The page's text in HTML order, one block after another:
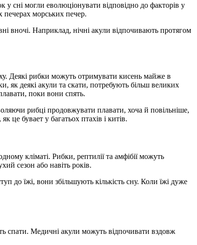
сні могли еволюціонувати відповідно до факторів у
печерах морських печер.
вночі. Наприклад, нічні акули відпочивають протягом
Деякі рибки можуть отримувати кисень майже в
як деякі акули та скати, потребують більш великих
поки вони спять.
рибці продовжувати плавати, хоча й повільніше,
це бувает у багатьох птахів і китів.
кліматі. Рибки, рептилії та амфібії можуть
сезон або навіть років.
до їжі, вони збільшують кількість сну. Коли їжі дуже
спати. Медичні акули можуть відпочивати вздовж